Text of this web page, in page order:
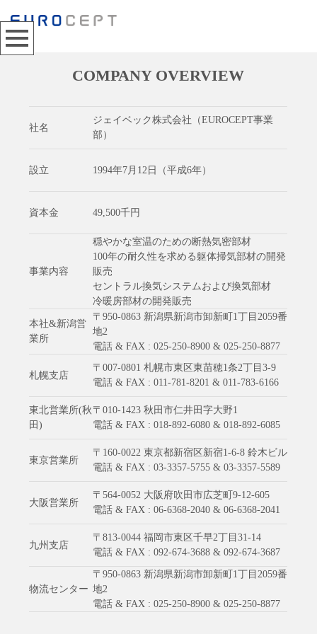
COMPANY OVERVIEW
社名
ジェイベック株式会社（EUROCEPT事業
部）
設立 1994年7月12日（平成6年）
資本金 49,500千円
事業内容
穏やかな室温のための断熱気密部材
100年の耐久性を求める躯体掃気部材の開発
販売
セントラル換気システムおよび換気部材
冷暖房部材の開発販売
本社&新潟営
業所
〒950-0863 新潟県新潟市卸新町1丁目2059番
地2
電話 & FAX : 025-250-8900 & 025-250-8877
札幌支店
〒007-0801 札幌市東区東苗穂1条2丁目3-9
電話 & FAX : 011-781-8201 & 011-783-6166
東北営業所(秋
田)
〒010-1423 秋田市仁井田字大野1
電話 & FAX : 018-892-6080 & 018-892-6085
東京営業所
〒160-0022 東京都新宿区新宿1-6-8 鈴木ビル
電話 & FAX : 03-3357-5755 & 03-3357-5589
大阪営業所
〒564-0052 大阪府吹田市広芝町9-12-605
電話 & FAX : 06-6368-2040 & 06-6368-2041
九州支店
〒813-0044 福岡市東区千早2丁目31-14
電話 & FAX : 092-674-3688 & 092-674-3687
物流センター
〒950-0863 新潟県新潟市卸新町1丁目2059番
地2
電話 & FAX : 025-250-8900 & 025-250-8877